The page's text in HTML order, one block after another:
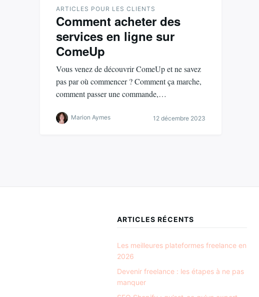
ARTICLES POUR LES CLIENTS
Comment acheter des
services en ligne sur
ComeUp
Vous venez de découvrir ComeUp et ne savez
pas par où commencer ? Comment ça marche,
comment passer une commande,…
Marion Aymes 12 décembre 2023
ARTICLES RÉCENTS
Les meilleures plateformes freelance en
2026
Devenir freelance : les étapes à ne pas
manquer